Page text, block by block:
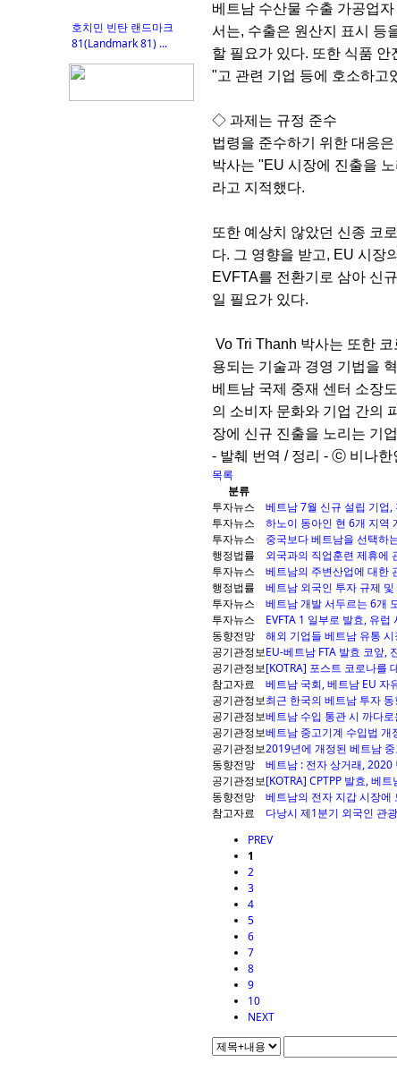
호치민 빈탄 랜드마크
81(Landmark 81) ...
베트남 수산물 수출 가공업
서는, 수출은 원산지 표시 등
할 필요가 있다. 또한 식품
"고 관련 기업 등에 호소하고
◇ 과제는 규정 준수
법령을 준수하기 위한 대응
박사는 "EU 시장에 진출을
라고 지적했다.
또한 예상치 않았던 신종 코
다. 그 영향을 받고, EU 시장
EVFTA를 전환기로 삼아 신
일 필요가 있다.
Vo Tri Thanh 박사는 또한
용되는 기술과 경영 기법을
베트남 국제 중재 센터 소장
의 소비자 문화와 기업 간의
장에 신규 진출을 노리는 기
- 발췌 번역 / 정리 - ⓒ 비나
목록
분류
투자뉴스
베트남 7월 신규 설립 기업
투자뉴스
하노이 동아인 현 6개 지역
투자뉴스
중국보다 베트남을 선택하
행정법률
외국과의 직업훈련 제휴에
투자뉴스
베트남의 주변산업에 대한
행정법률
베트남 외국인 투자 규제
투자뉴스
베트남 개발 서두르는 6개
투자뉴스
EVFTA 1 일부로 발효, 유
동향전망
해외 기업들 베트남 유통
공기관정보EU-베트남 FTA 발효 코앞,
공기관정보[KOTRA] 포스트 코로나를
참고자료
베트남 국회, 베트남 EU 자
공기관정보최근 한국의 베트남 투자 동
공기관정보베트남 수입 통관 시 까다로
공기관정보베트남 중고기계 수입법 개
공기관정보2019년에 개정된 베트남
동향전망
베트남 : 전자 상거래,
공기관정보[KOTRA] CPTPP 발효, 베
동향전망
베트남의 전자 지갑 시장에
참고자료
다낭시 제1분기 외국인 관
PREV
1
2
3
4
5
6
7
8
9
10
NEXT